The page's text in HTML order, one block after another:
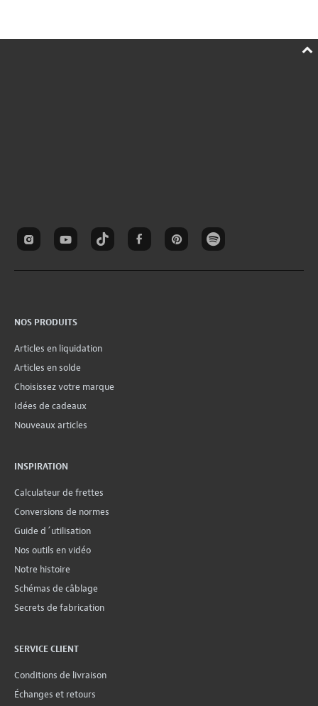
NOS PRODUITS
Articles en liquidation
Articles en solde
Choisissez votre marque
Idées de cadeaux
Nouveaux articles
INSPIRATION
Calculateur de frettes
Conversions de normes
Guide d´utilisation
Nos outils en vidéo
Notre histoire
Schémas de câblage
Secrets de fabrication
SERVICE CLIENT
Conditions de livraison
Échanges et retours